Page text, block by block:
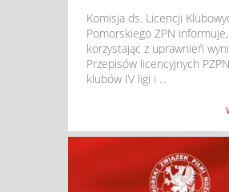
Komisja ds. Licencji
Pomorskiego ZPN
korzystając z uprawnień
Przepisów licencyjnych
klubów IV ligi i ...